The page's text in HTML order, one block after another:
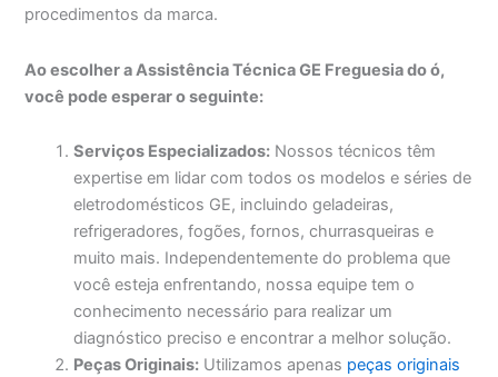
procedimentos da marca.
Ao escolher a Assistência Técnica GE Freguesia do ó,
você pode esperar o seguinte:
Serviços Especializados: Nossos técnicos têm
expertise em lidar com todos os modelos e séries de
eletrodomésticos GE, incluindo geladeiras,
refrigeradores, fogões, fornos, churrasqueiras e
muito mais. Independentemente do problema que
você esteja enfrentando, nossa equipe tem o
conhecimento necessário para realizar um
diagnóstico preciso e encontrar a melhor solução.
Peças Originais: Utilizamos apenas peças originais